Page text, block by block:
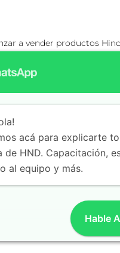
a vender productos
acá para explicarte
de HND. Capacitación,
al equipo y más.
Hable